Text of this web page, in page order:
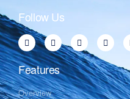
Follow Us
Features
Overview